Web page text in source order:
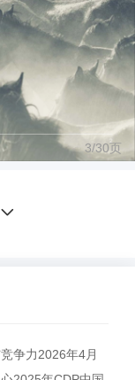
3/30页
争力2026年4月